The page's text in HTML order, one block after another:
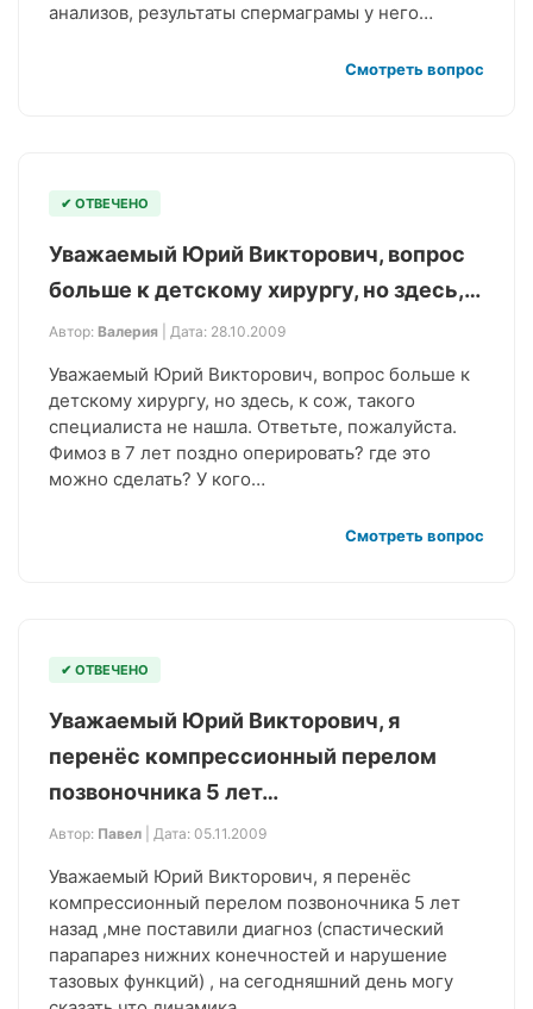
анализов, результаты спермаграмы у него…
Смотреть вопрос
✔ ОТВЕЧЕНО
Уважаемый Юрий Викторович, вопрос
больше к детскому хирургу, но здесь,…
Автор: Валерия | Дата: 28.10.2009
Уважаемый Юрий Викторович, вопрос больше к
детскому хирургу, но здесь, к сож, такого
специалиста не нашла. Ответьте, пожалуйста.
Фимоз в 7 лет поздно оперировать? где это
можно сделать? У кого…
Смотреть вопрос
✔ ОТВЕЧЕНО
Уважаемый Юрий Викторович, я
перенёс компрессионный перелом
позвоночника 5 лет…
Автор: Павел | Дата: 05.11.2009
Уважаемый Юрий Викторович, я перенёс
компрессионный перелом позвоночника 5 лет
назад ,мне поставили диагноз (спастический
парапарез нижних конечностей и нарушение
тазовых функций) , на сегодняшний день могу